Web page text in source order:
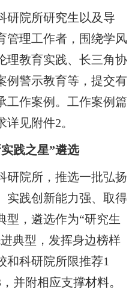
研院所研究生以及导
管理工作者，围绕学风
理教育实践、长三角协
例警示教育等，提交有
工作案例。工作案例篇
详见附件2。
践之星”遴选
研院所，推选一批弘扬
实践创新能力强、取得
型，遴选作为“研究生
进典型，发挥身边榜样
和科研院所限推荐1
，并附相应支撑材料。